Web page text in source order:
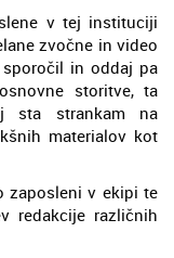
v tej instituciji
zvočne in video
in oddaj pa
storitve, ta
sta strankam na
materialov kot
zaposleni v ekipi te
redakcije različnih